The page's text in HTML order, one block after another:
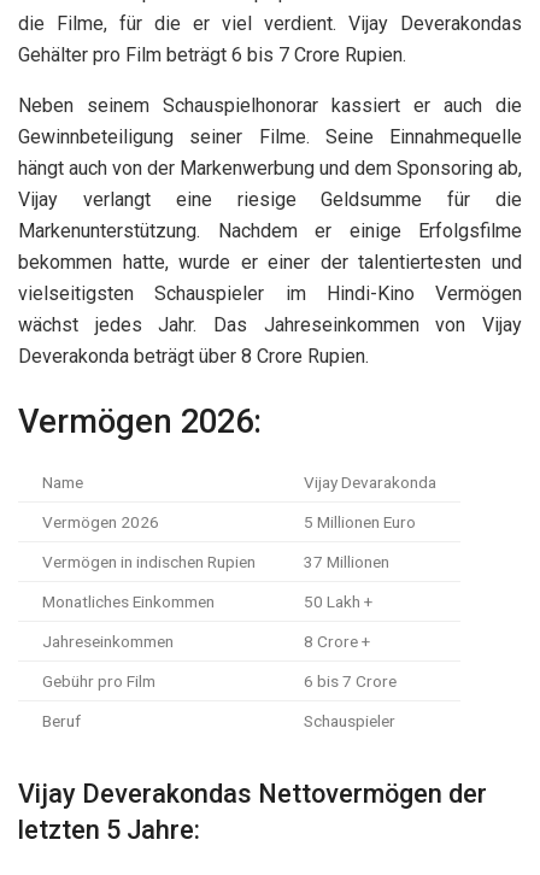
die Filme, für die er viel verdient. Vijay Deverakondas
Gehälter pro Film beträgt 6 bis 7 Crore Rupien.
Neben seinem Schauspielhonorar kassiert er auch die
Gewinnbeteiligung seiner Filme. Seine Einnahmequelle
hängt auch von der Markenwerbung und dem Sponsoring ab,
Vijay verlangt eine riesige Geldsumme für die
Markenunterstützung. Nachdem er einige Erfolgsfilme
bekommen hatte, wurde er einer der talentiertesten und
vielseitigsten Schauspieler im Hindi-Kino Vermögen
wächst jedes Jahr. Das Jahreseinkommen von Vijay
Deverakonda beträgt über 8 Crore Rupien.
Vermögen 2026:
Name Vijay Devarakonda
Vermögen 2026 5 Millionen Euro
Vermögen in indischen Rupien 37 Millionen
Monatliches Einkommen 50 Lakh +
Jahreseinkommen 8 Crore +
Gebühr pro Film 6 bis 7 Crore
Beruf Schauspieler
Vijay Deverakondas Nettovermögen der
letzten 5 Jahre: